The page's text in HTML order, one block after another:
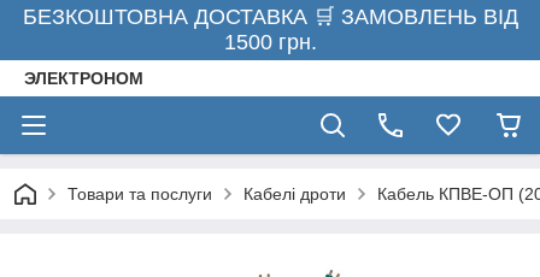
БЕЗКОШТОВНА ДОСТАВКА 🛒 ЗАМОВЛЕНЬ ВІД
1500 грн.
ЭЛЕКТРОНОМ
Товари та послуги Кабелі дроти Кабель КПВЕ-ОП